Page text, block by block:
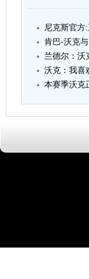
尼克斯官方
肯巴-沃克
兰德尔：沃
沃克：我喜
本赛季沃克